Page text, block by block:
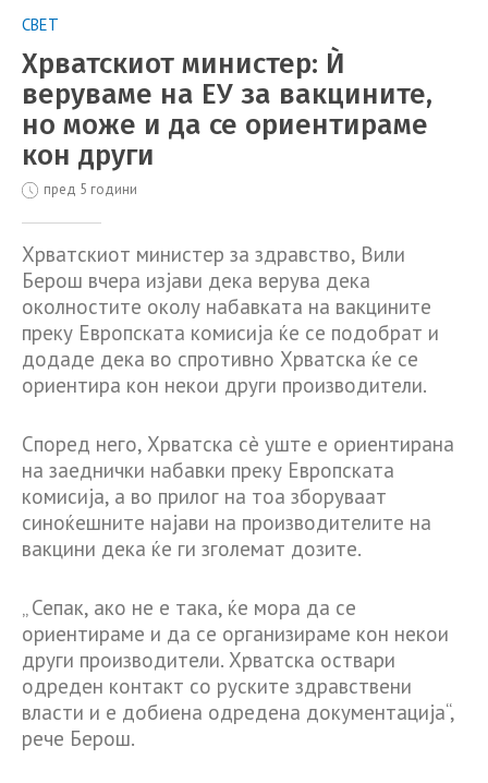
СВЕТ
Хрватскиот министер: Ѝ
веруваме на ЕУ за вакцините,
но може и да се ориентираме
кон други
пред 5 години
Хрватскиот министер за здравство, Вили
Берош вчера изјави дека верува дека
околностите околу набавката на вакцините
преку Европската комисија ќе се подобрат и
додаде дека во спротивно Хрватска ќе се
ориентира кон некои други производители.
Според него, Хрватска сè уште е ориентирана
на заеднички набавки преку Европската
комисија, а во прилог на тоа зборуваат
синоќешните најави на производителите на
вакцини дека ќе ги зголемат дозите.
„ Сепак, ако не е така, ќе мора да се
ориентираме и да се организираме кон некои
други производители. Хрватска оствари
одреден контакт со руските здравствени
власти и е добиена одредена документација“,
рече Берош.